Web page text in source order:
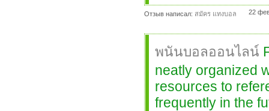
Отзыв написал: สมัคร แทงบอล 22
พนันบอลออนไลน์
neatly organized
resources to
frequently in the